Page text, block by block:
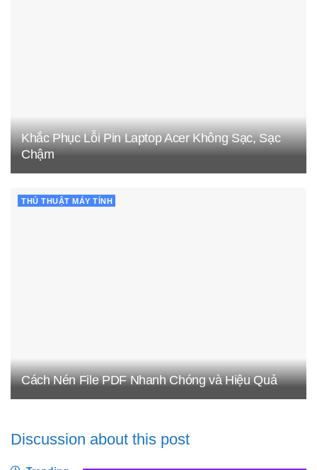
Khắc Phục Lỗi Pin Laptop Acer Không Sạc, Sạc
Chậm
THỦ THUẬT MÁY TÍNH
Cách Nén File PDF Nhanh Chóng và Hiệu Quả
Discussion about this post